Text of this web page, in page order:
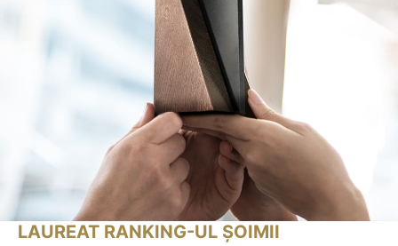
LAUREAT RANKING-UL ȘOIMII